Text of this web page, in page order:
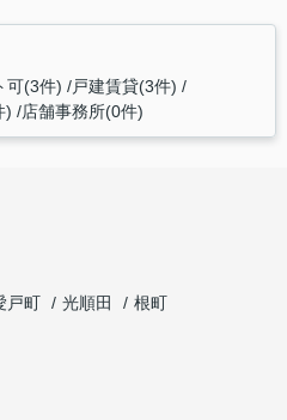
可(3件) 戸建賃貸(3件)
) 店舗事務所(0件)
戸町 光順田
根町